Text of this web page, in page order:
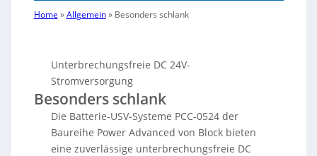
Home »Allgemein» Besonders schlank
Unterbrechungsfreie DC 24V-
Stromversorgung
Besonders schlank
Die Batterie-USV-Systeme PCC-0524 der
Baureihe Power Advanced von Block bieten
eine zuverlässige unterbrechungsfreie DC